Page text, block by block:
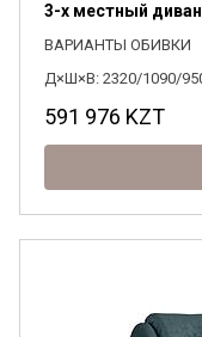
3-х местный
ВАРИАНТЫ ОБИВКИ
Д×Ш×В: 2320/1090/
591 976 KZT